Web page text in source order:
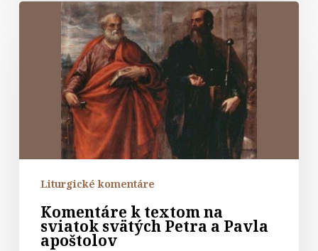
Komentáre
textom
sviatok
svätých
Pavla
apoštolov
Liturgické komentáre
Komentáre k textom na
sviatok svätých Petra a Pavla
apoštolov